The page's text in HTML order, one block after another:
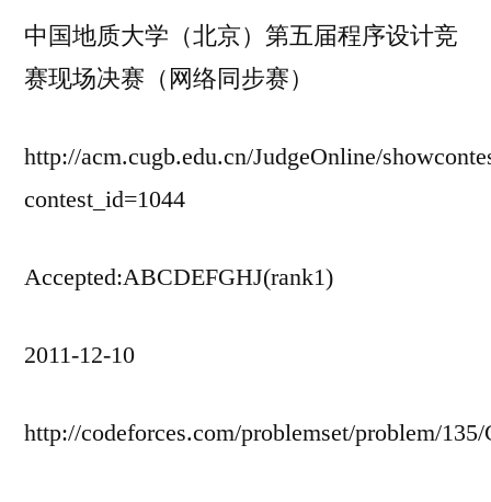
中国地质大学（北京）第五届程序设计竞
赛现场决赛（网络同步赛）
http://acm.cugb.edu.cn/JudgeOnline/
contest_id=1044
Accepted:ABCDEFGHJ(rank1)
2011-12-10
http://codeforces.com/problemset/problem/135/